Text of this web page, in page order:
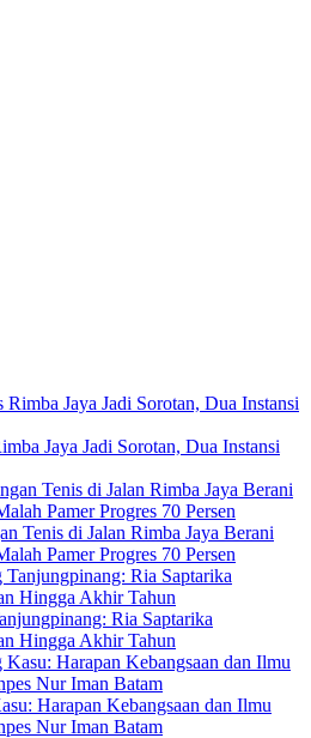
Jaya Jadi Sorotan, Dua Instansi
Tenis di Jalan Rimba Jaya Berani
Pamer Progres 70 Persen
Ria Saptarika
Hingga Akhir Tahun
Harapan Kebangsaan dan Ilmu
Nur Iman Batam